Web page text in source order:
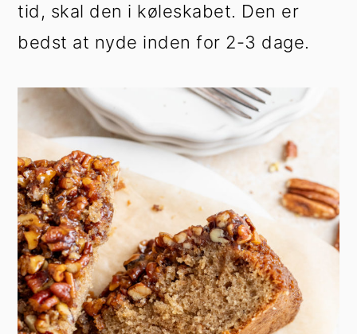
tid, skal den i køleskabet. Den er
bedst at nyde inden for 2-3 dage.